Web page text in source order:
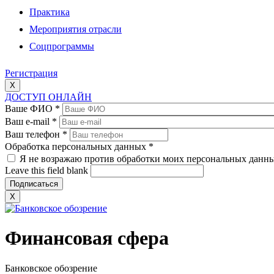
Практика
Мероприятия отрасли
Соцпрограммы
Регистрация
X
ДОСТУП ОНЛАЙН
Ваше ФИО *
Ваш e-mail *
Ваш телефон *
Обработка персональных данных *
Я не возражаю против обработки моих персональных
Leave this field blank
X
Финансовая сфера
Банковское обозрение